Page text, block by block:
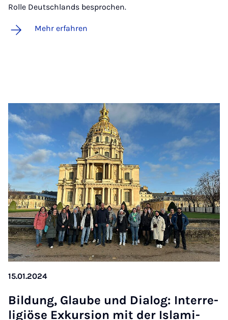
Rolle Deutschlands besprochen.
Mehr erfahren
15.01.2024
Bil­dung, Glau­be und Di­a­log: In­ter­re­
li­gi­öse Ex­kur­si­on mit der Is­la­mi­